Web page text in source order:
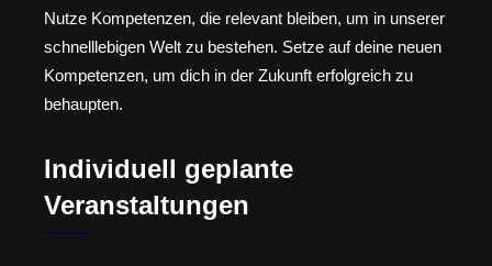
Nutze Kompetenzen, die relevant bleiben, um in unserer
schnelllebigen Welt zu bestehen. Setze auf deine neuen
Kompetenzen, um dich in der Zukunft erfolgreich zu
behaupten.
Individuell geplante
Veranstaltungen